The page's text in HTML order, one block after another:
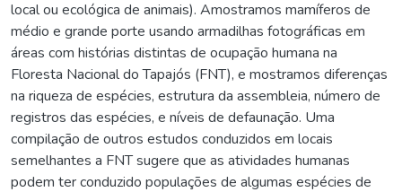
local ou ecológica de animais). Amostramos mamíferos de
médio e grande porte usando armadilhas fotográficas em
áreas com histórias distintas de ocupação humana na
Floresta Nacional do Tapajós (FNT), e mostramos diferenças
na riqueza de espécies, estrutura da assembleia, número de
registros das espécies, e níveis de defaunação. Uma
compilação de outros estudos conduzidos em locais
semelhantes a FNT sugere que as atividades humanas
podem ter conduzido populações de algumas espécies de